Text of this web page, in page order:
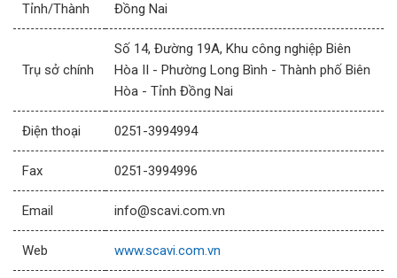
Tỉnh/Thành Đồng Nai
Trụ sở chính
Số 14, Đường 19A, Khu công nghiệp Biên
Hòa II - Phường Long Bình - Thành phố Biên
Hòa - Tỉnh Đồng Nai
Điện thoại 0251-3994994
Fax 0251-3994996
Email info@scavi.com.vn
Web www.scavi.com.vn